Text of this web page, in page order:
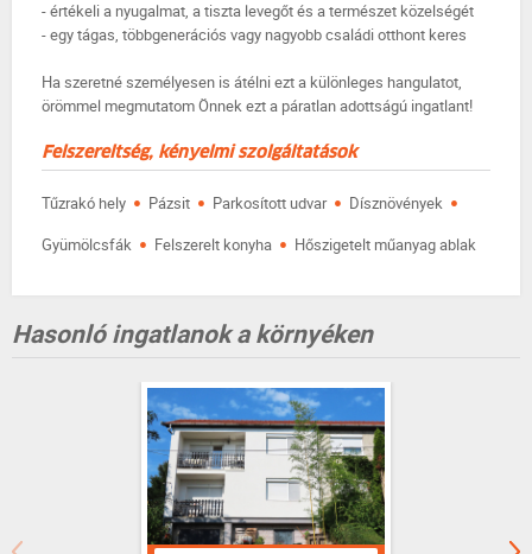
- értékeli a nyugalmat, a tiszta levegőt és a természet közelségét
- egy tágas, többgenerációs vagy nagyobb családi otthont keres
Ha szeretné személyesen is átélni ezt a különleges hangulatot,
örömmel megmutatom Önnek ezt a páratlan adottságú ingatlant!
Felszereltség, kényelmi szolgáltatások
Tűzrakó hely · Pázsit · Parkosított udvar · Dísznövények ·
Gyümölcsfák · Felszerelt konyha · Hőszigetelt műanyag ablak
Hasonló ingatlanok a környéken